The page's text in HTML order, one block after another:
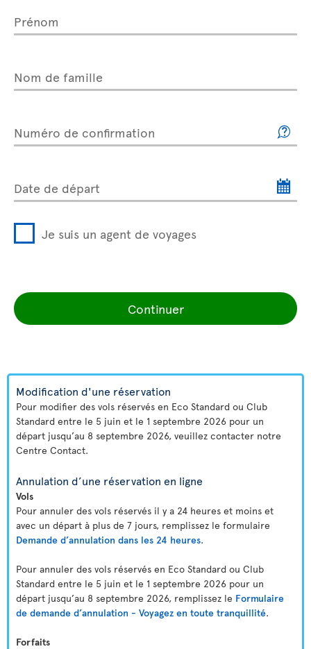
Prénom
Nom de famille
Numéro de confirmation
Date de départ
Je suis un agent de voyages
Continuer
Modification d'une réservation
Pour modifier des vols réservés en Eco Standard ou Club
Standard entre le 5 juin et le 1 septembre 2026 pour un
départ jusqu’au 8 septembre 2026, veuillez contacter notre
Centre Contact.
Annulation d’une réservation en ligne
Vols
Pour annuler des vols réservés il y a 24 heures et moins et
avec un départ à plus de 7 jours, remplissez le formulaire
Demande d’annulation dans les 24 heures.
Pour annuler des vols réservés en Eco Standard ou Club
Standard entre le 5 juin et le 1 septembre 2026 pour un
départ jusqu’au 8 septembre 2026, remplissez le Formulaire
de demande d’annulation - Voyagez en toute tranquillité.
Forfaits